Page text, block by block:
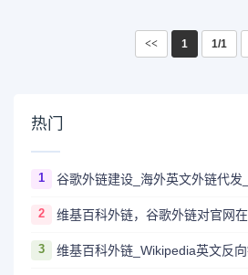
<< 1 1/1
热门
1
2 维基百科外链，谷歌外链对官网
3